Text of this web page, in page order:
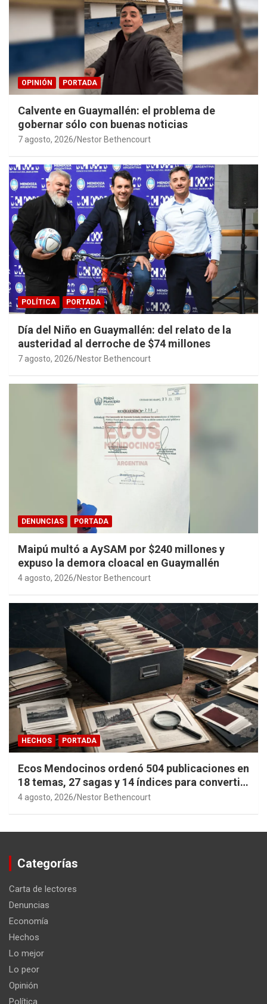
OPINIÓN PORTADA
Calvente en Guaymallén: el problema de
gobernar sólo con buenas noticias
7 agosto, 2026 Nestor Bethencourt
POLÍTICA PORTADA
Día del Niño en Guaymallén: del relato de la
austeridad al derroche de $74 millones
7 agosto, 2026 Nestor Bethencourt
DENUNCIAS PORTADA
Maipú multó a AySAM por $240 millones y
expuso la demora cloacal en Guaymallén
4 agosto, 2026 Nestor Bethencourt
HECHOS PORTADA
Ecos Mendocinos ordenó 504 publicaciones en
18 temas, 27 sagas y 14 índices para convertir
años de investigación en memoria pública
4 agosto, 2026 Nestor Bethencourt
Categorías
Carta de lectores
Denuncias
Economía
Hechos
Lo mejor
Lo peor
Opinión
Política